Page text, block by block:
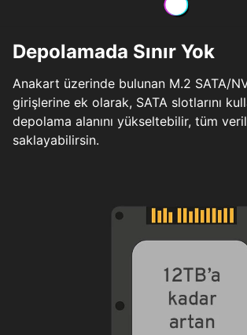
Depolamada Sınır Yok
Anakart üzerinde bulunan M.2 SATA/
girişlerine ek olarak, SATA slotlarını
depolama alanını yükseltebilir, tüm
saklayabilirsin.